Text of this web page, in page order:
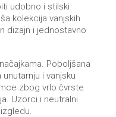
udobno i stilski
kolekcija vanjskih
dizajn i jednostavno
Poboljšana
i vanjsku
zbog vrlo čvrste
Uzorci i neutralni